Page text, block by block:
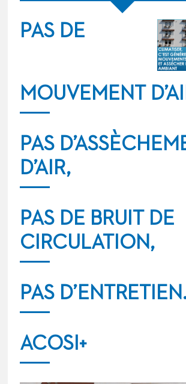
PAS DE
MOUVEMENT
PAS
D’AIR,
PAS DE BRUIT DE
CIRCULATION,
PAS
ACOSI+